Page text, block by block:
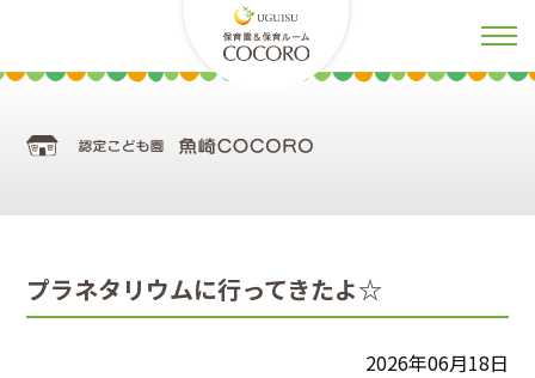
プラネタリウムに行ってきたよ☆
2026年06月18日